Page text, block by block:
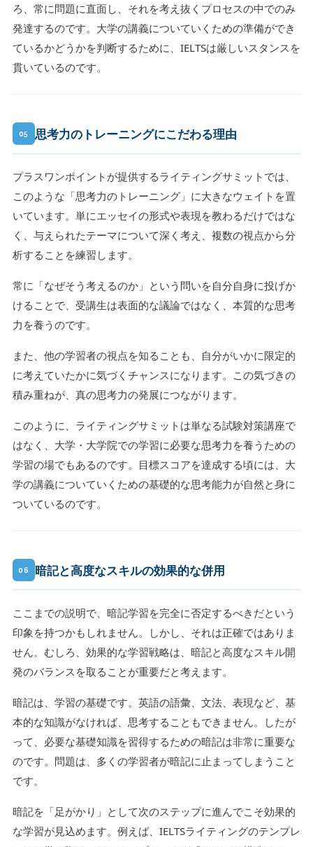
ろ、常に問題に直面し、それを考え抜くプロセスの中でのみ
発達するのです。大学の講義についていくための準備ができ
ているかどうかを判断するために、IELTSは厳しいスタンスを
貫いているのです。
05 思考力のトレーニングにこだわる理由
プラスワンポイントが提供するライティングサミットでは、
このような「思考力のトレーニング」に大きなウェイトを置
いています。単にエッセイの形式や表現を教わるだけではな
く、与えられたテーマについて深く考え、複数の視点から分
析することを練習します。
常に「なぜそう考えるのか」という問いを自分自身に投げか
けることで、受講生は表面的な議論ではなく、本質的な思考
力を養うのです。
また、他の学習者の視点を知ることも、自分がいかに限定的
に考えていたかに気づくチャンスになります。この気づきの
積み重ねが、真の思考力の発展につながります。
このように、ライティングサミットは単なる試験対策講座で
はなく、大学・大学院での学習に必要な思考力を養うための
学習の場でもあるのです。目標スコアを達成する頃には、大
学の講義についていくための基礎的な思考能力が自然と身に
ついているのです。
06 暗記と高度なスキルの効果的な併用
ここまでの説明で、暗記学習を完全に否定するべきだという
印象を持つかもしれません。しかし、それは正確ではありま
せん。むしろ、効果的な学習戦略は、暗記と高度なスキル開
発のバランスを取ることが重要だと考えます。
暗記は、学習の基礎です。英語の語彙、文法、表現など、基
本的な知識がなければ、思考することもできません。したが
って、必要な基礎知識を習得するための暗記は非常に重要な
のです。問題は、多くの学習者が暗記に止まってしまうこと
です。
暗記を「足がかり」として次のステップに進んでこそ効果的
な学習が見込めます。例えば、IELTSライティングのテンプレ